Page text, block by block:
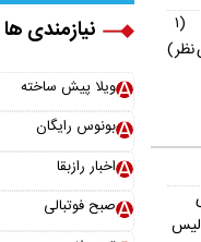
(۱
نظر)
نیازمندی ها
ویلا پیش ساخته
بونوس رایگان
اخبار رازبقا
صبح فوتبالی